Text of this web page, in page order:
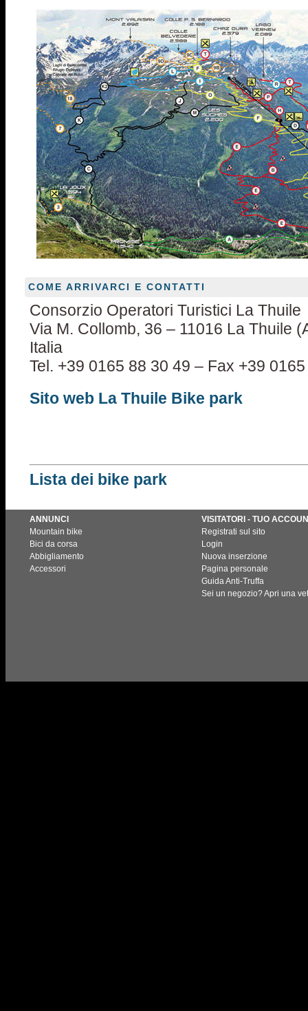
COME ARRIVARCI E CONTATTI
Consorzio Operatori Turistici La Thuile
Via M. Collomb, 36 – 11016 La Thuile
Italia
Tel. +39 0165 88 30 49 – Fax +39
Sito web La Thuile Bike park
Lista dei bike park
ANNUNCI
Mountain bike
Bici da corsa
Abbigliamento
Accessori
VISITATORI - TUO
Registrati sul sito
Login
Nuova inserzione
Pagina personale
Guida Anti-Truffa
Sei un negozio? Apri una